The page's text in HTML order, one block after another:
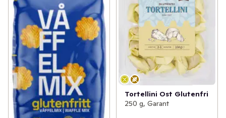
Tortellini Ost Glutenfri
250 g, Garant